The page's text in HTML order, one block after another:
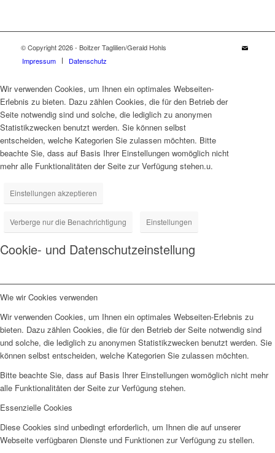
© Copyright 2026 - Boitzer Taglilien/Gerald Hohls
Impressum
Datenschutz
Wir verwenden Cookies, um Ihnen ein optimales Webseiten-
Erlebnis zu bieten. Dazu zählen Cookies, die für den Betrieb der
Seite notwendig sind und solche, die lediglich zu anonymen
Statistikzwecken benutzt werden. Sie können selbst
entscheiden, welche Kategorien Sie zulassen möchten. Bitte
beachte Sie, dass auf Basis Ihrer Einstellungen womöglich nicht
mehr alle Funktionalitäten der Seite zur Verfügung stehen.u.
Einstellungen akzeptieren
Verberge nur die Benachrichtigung Einstellungen
Cookie- und Datenschutzeinstellung
Wie wir Cookies verwenden
Wir verwenden Cookies, um Ihnen ein optimales Webseiten-Erlebnis zu
bieten. Dazu zählen Cookies, die für den Betrieb der Seite notwendig sind
und solche, die lediglich zu anonymen Statistikzwecken benutzt werden. Sie
können selbst entscheiden, welche Kategorien Sie zulassen möchten.
Bitte beachte Sie, dass auf Basis Ihrer Einstellungen womöglich nicht mehr
alle Funktionalitäten der Seite zur Verfügung stehen.
Essenzielle Cookies
Diese Cookies sind unbedingt erforderlich, um Ihnen die auf unserer
Webseite verfügbaren Dienste und Funktionen zur Verfügung zu stellen.